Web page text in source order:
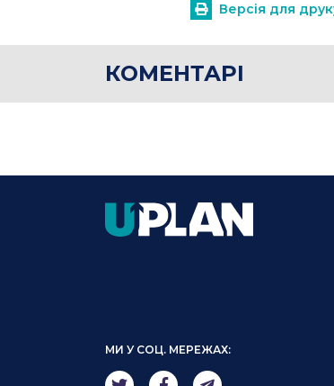
Версія для
КОМЕНТАРІ
МИ У СОЦ. МЕРЕЖАХ: